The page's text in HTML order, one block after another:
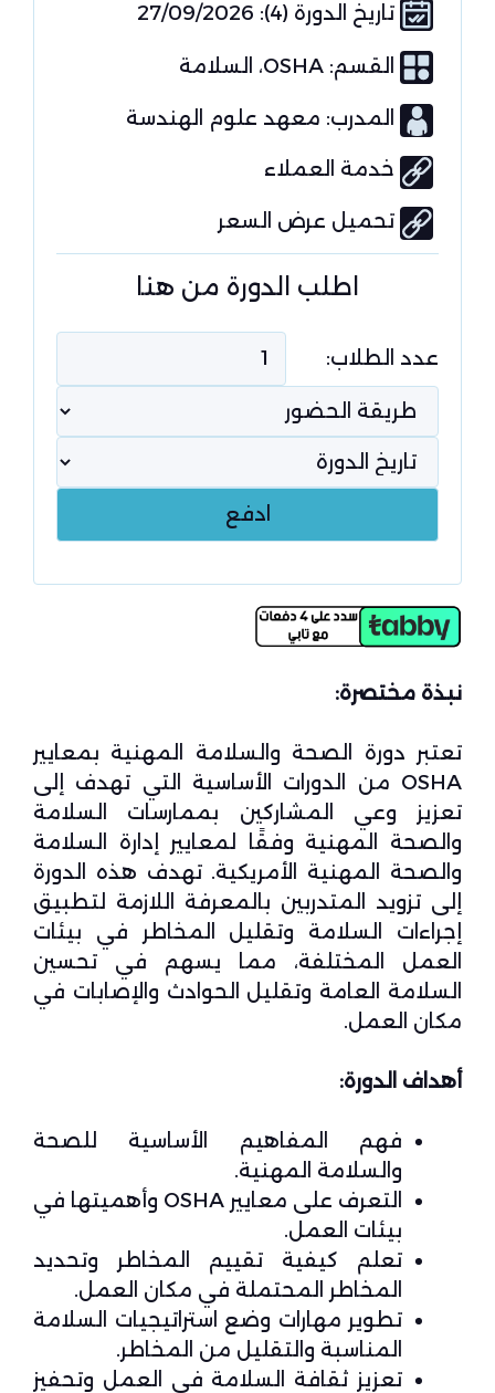
تاريخ الدورة (4): 27/09/2026
القسم: السلامة
المدرب: معهد علوم الهندسة
خدمة العملاء
تحميل عرض السعر
اطلب الدورة من هنا
عدد الطلاب:
نبذة مختصرة:
تعتبر دورة الصحة والسلامة المهنية بمعايير
OSHA من الدورات الأساسية التي تهدف إلى
تعزيز وعي المشاركين بممارسات السلامة
والصحة المهنية وفقًا لمعايير إدارة السلامة
والصحة المهنية الأمريكية. تهدف هذه الدورة
إلى تزويد المتدربين بالمعرفة اللازمة لتطبيق
إجراءات السلامة وتقليل المخاطر في بيئات
العمل المختلفة، مما يسهم في تحسين
السلامة العامة وتقليل الحوادث والإصابات في
مكان العمل.
أهداف الدورة:
فهم المفاهيم الأساسية للصحة
والسلامة المهنية.
التعرف على معايير OSHA وأهميتها في
بيئات العمل.
تعلم كيفية تقييم المخاطر وتحديد
المخاطر المحتملة في مكان العمل.
تطوير مهارات وضع استراتيجيات السلامة
المناسبة والتقليل من المخاطر.
تعزيز ثقافة السلامة في العمل وتحفيز